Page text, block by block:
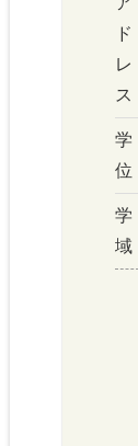
ド
レ
ス
学
位
学
域